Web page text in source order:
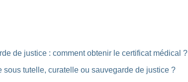
de justice : comment obtenir le certificat médical ?
sous tutelle, curatelle ou sauvegarde de justice ?